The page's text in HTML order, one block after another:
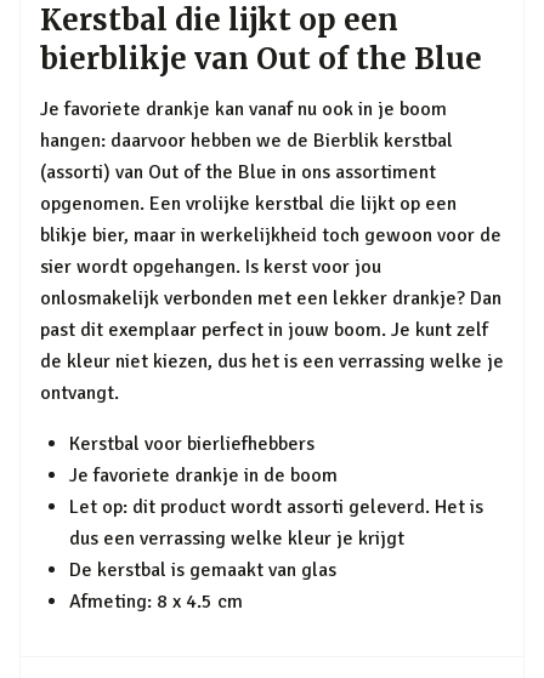
Kerstbal die lijkt op een
bierblikje van Out of the Blue
Je favoriete drankje kan vanaf nu ook in je boom
hangen: daarvoor hebben we de Bierblik kerstbal
(assorti) van Out of the Blue in ons assortiment
opgenomen. Een vrolijke kerstbal die lijkt op een
blikje bier, maar in werkelijkheid toch gewoon voor de
sier wordt opgehangen. Is kerst voor jou
onlosmakelijk verbonden met een lekker drankje? Dan
past dit exemplaar perfect in jouw boom. Je kunt zelf
de kleur niet kiezen, dus het is een verrassing welke je
ontvangt.
Kerstbal voor bierliefhebbers
Je favoriete drankje in de boom
Let op: dit product wordt assorti geleverd. Het is
dus een verrassing welke kleur je krijgt
De kerstbal is gemaakt van glas
Afmeting: 8 x 4.5 cm